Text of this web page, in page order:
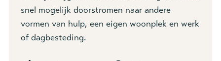
snel mogelijk doorstromen naar andere
vormen van hulp, een eigen woonplek en werk
of dagbesteding.